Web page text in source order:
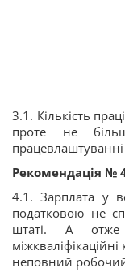
3.1. Кількість
проте не
працевлаштуванні
Рекомендація №
4.1. Зарплата у
податковою не
штаті. А отже
неповний